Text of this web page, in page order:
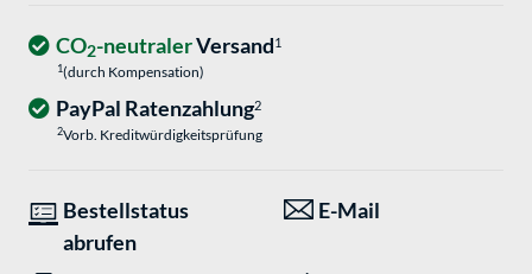
CO2-neutralerVersand1
1(durch Kompensation)
PayPal Ratenzahlung2
2Vorb. Kreditwürdigkeitsprüfung
Bestellstatus
abrufen
E-Mail